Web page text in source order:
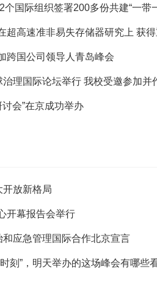
国际组织签署200多份共建“一带
超高速准非易失存储器研究上 获
跨国公司领导人青岛峰会
治理国际论坛举行 我校受邀参加并
会”在京成功举办
开放新格局
开幕报告会举行
和应急管理国际合作北京宣言
刻”，明天举办的这场峰会有哪些